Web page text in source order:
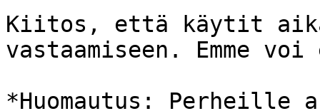
Kiitos, että käytit
vastaamiseen. Emme
*Huomautus: Perheille